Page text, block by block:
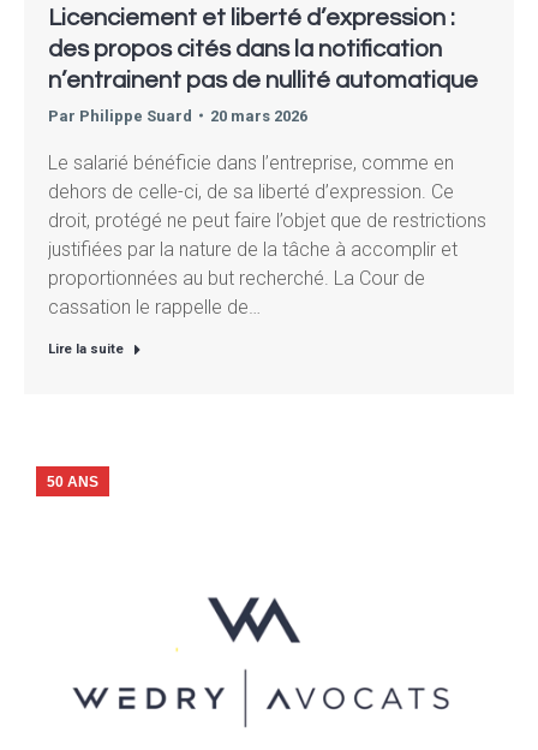
Licenciement et liberté d’expression :
des propos cités dans la notification
n’entrainent pas de nullité automatique
Par Philippe Suard 20 mars 2026
Le salarié bénéficie dans l’entreprise, comme en
dehors de celle-ci, de sa liberté d’expression. Ce
droit, protégé ne peut faire l’objet que de restrictions
justifiées par la nature de la tâche à accomplir et
proportionnées au but recherché. La Cour de
cassation le rappelle de…
Lire la suite
50 ANS